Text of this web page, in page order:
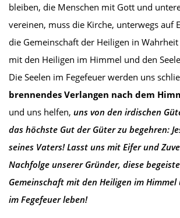
bleiben, die Menschen mit Gott und
vereinen, muss die Kirche, unterwegs auf
die Gemeinschaft der Heiligen in
mit den Heiligen im Himmel und den
Die Seelen im Fegefeuer werden uns
brennendes Verlangen nach dem
und uns helfen, uns von den irdischen
das höchste Gut der Güter zu begehren:
seines Vaters! Lasst uns mit Eifer und
Nachfolge unserer Gründer, diese
Gemeinschaft mit den Heiligen im Himmel
im Fegefeuerleben!